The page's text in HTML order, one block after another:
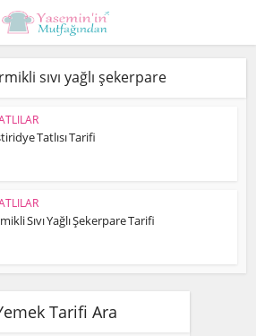
sıvı yağlı şekerpare
Tatlısı Tarifi
Sıvı Yağlı Şekerpare Tarifi
Tarifi Ara